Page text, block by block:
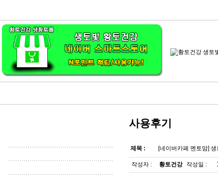
사용후기
제목 : [네이버카페 멘토맘]
작성자 : 황토건강 작성일 :